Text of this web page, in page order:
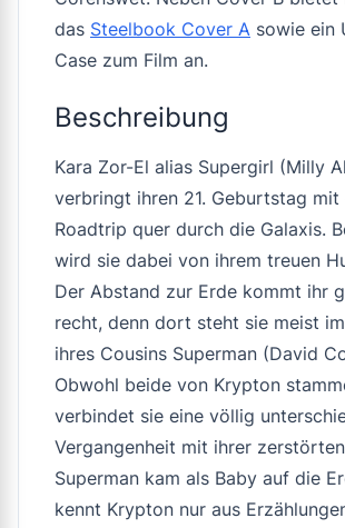
das Steelbook Cover A sowie ein
Case zum Film an.
Beschreibung
Kara Zor-El alias Supergirl (Milly
verbringt ihren 21. Geburtstag mit
Roadtrip quer durch die Galaxis.
wird sie dabei von ihrem treuen
Der Abstand zur Erde kommt ihr
recht, denn dort steht sie meist
ihres Cousins Superman (David
Obwohl beide von Krypton
verbindet sie eine völlig
Vergangenheit mit ihrer
Superman kam als Baby auf die
kennt Krypton nur aus